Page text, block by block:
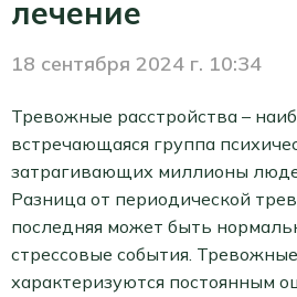
лечение
18 сентября 2024 г. 10:34
Тревожные расстройства –
встречающаяся группа
затрагивающих миллионы
Разница от периодической
последняя может быть
стрессовые события.
характеризуются постоянным